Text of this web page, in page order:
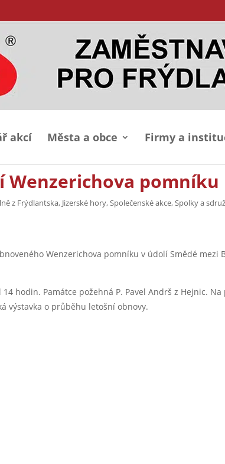
akcí Města a obce Firmy a
Wenzerichova pomníku
z Frýdlantska, Jizerské hory,Společenské akce,Spolky a
Wenzerichova pomníku v údolí Smědé mezi
hodin. Památce požehná P. Pavel Andrš z Hejnic.
výstavka o průběhu letošní obnovy.